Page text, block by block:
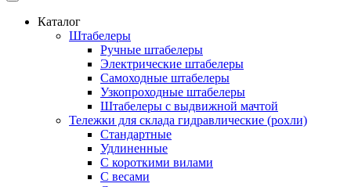
Каталог
Штабелеры
Ручные штабелеры
Электрические штабелеры
Самоходные штабелеры
Узкопроходные штабелеры
Штабелеры с выдвижной мачтой
Тележки для склада гидравлические (рохли)
Стандартные
Удлиненные
С короткими вилами
С весами